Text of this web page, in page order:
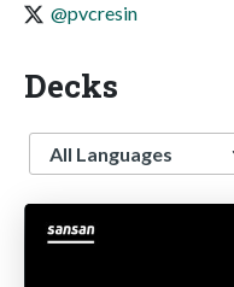
@pvcresin
Decks
Language